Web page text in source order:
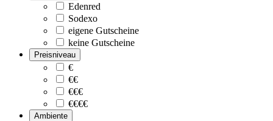
Edenred
Sodexo
eigene Gutscheine
keine Gutscheine
Preisniveau
€
€€
€€€
€€€€
Ambiente